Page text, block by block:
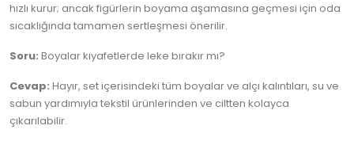
hızlı kurur; ancak figürlerin boyama aşamasına geçmesi için oda
sıcaklığında tamamen sertleşmesi önerilir.
Soru: Boyalar kıyafetlerde leke bırakır mı?
Cevap: Hayır, set içerisindeki tüm boyalar ve alçı kalıntıları, su ve
sabun yardımıyla tekstil ürünlerinden ve ciltten kolayca
çıkarılabilir.